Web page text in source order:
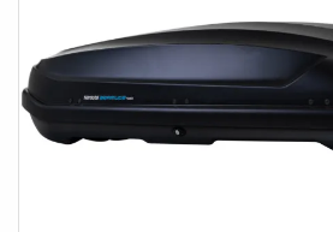
installer ? Ce coffre de toit de 340L
tout type de barres (acier ou
sans effort. Une fois positionné,
de chaque côté du véhicule,
bilatérale.Au plus près de vos